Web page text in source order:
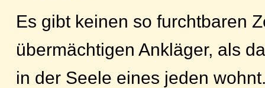
Es gibt keinen so furchtbaren
übermächtigen Ankläger, als
in der Seele eines jeden